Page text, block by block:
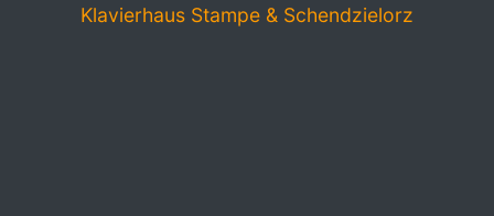
Klavierhaus Stampe & Schendzielorz